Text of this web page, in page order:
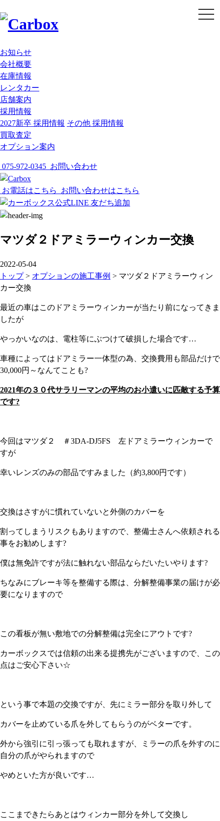
お知らせ
会社概要
在庫情報
レンタカー
店舗案内
採用情報
2027新卒 採用情報 その他 採用情報
買取査定
オプション案内
075-972-0345 お問い合わせ
t
o
お電話はこちら お問い合わせはこちら
マツダ２ドアミラーウィンカー交換
2022-05-04
トップ> オプションの施工事例 > マツダ２ドアミラーウィン
カー交換
最近の車はこのドアミラーウィンカーが当たり前になってきま
したが
やっかいなのは、電柱等にぶつけて破損した場合です…
車種によってはドアミラー一体型の為、交換費用も部品だけで
30,000円～なんてことも?
2021年の３０代サラリーマンの平均のお小遣いに匹敵する予算
です?
今回はマツダ２ ＃3DA-DJ5FS 左ドアミラーウィンカーで
すが
幸いレンズのみの部品ですみました（約3,800円です）
交換はさすがに慣れていないと外側のカバーを
割ってしまうリスクもありますので、整備士さんへ依頼される
事をお勧めします?
僕は無免許ですが法に触れない部品ならだいたいやります?
ちなみにブレーキ等を整備する際は、分解整備事業の届けが必
要になりますので
この看板が無い敷地での分解整備は完全にアウトです?
カーボックスでは信頼の出来る提携先がございますので、この
点はご安心下さい☆
という事で本題の交換ですが、先にミラー部分を取り外して
カバーを止めている爪を外してもらうのがベターです。
外から強引に引っ張っても取れますが、ミラーの爪を外すのに
自分の爪がやられますので
やめといた方が良いです…
ここまできたらあとはウィンカー部分を外して交換し